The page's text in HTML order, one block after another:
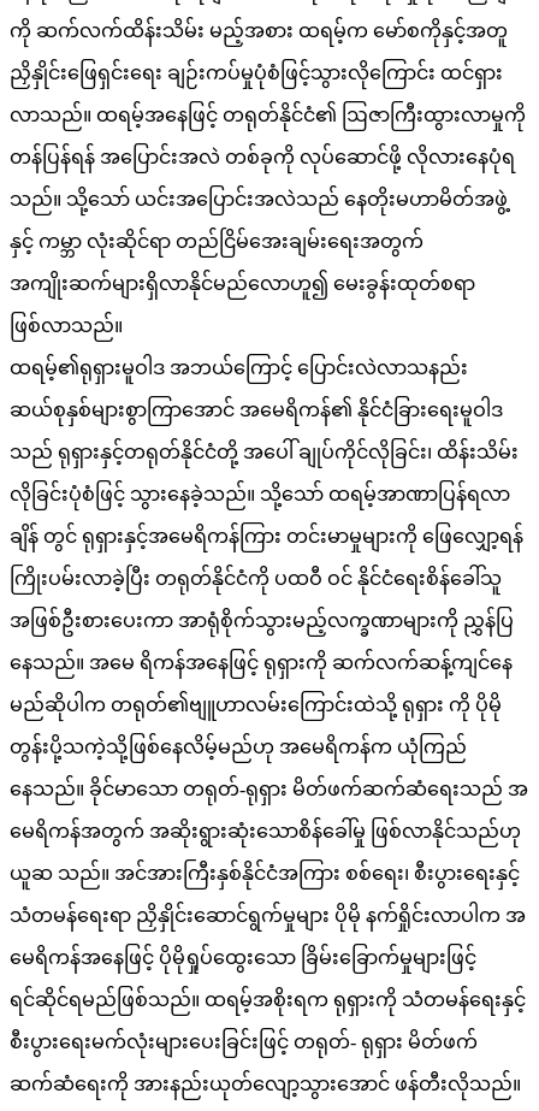
ကို ဆက်လက်ထိန်းသိမ်း မည့်အစား ထရမ့်က မော်စကိုနှင့်အတူ
ညှိနှိုင်းဖြေရှင်းရေး ချဉ်းကပ်မှုပုံစံဖြင့်သွားလိုကြောင်း ထင်ရှား
လာသည်။ ထရမ့်အနေဖြင့် တရုတ်နိုင်ငံ၏ ဩဇာကြီးထွားလာမှုကို
တန်ပြန်ရန် အပြောင်းအလဲ တစ်ခုကို လုပ်ဆောင်ဖို့ လိုလားနေပုံရ
သည်။ သို့သော် ယင်းအပြောင်းအလဲသည် နေတိုးမဟာမိတ်အဖွဲ့
နှင့် ကမ္ဘာ လုံးဆိုင်ရာ တည်ငြိမ်အေးချမ်းရေးအတွက်
အကျိုးဆက်များရှိလာနိုင်မည်လောဟူ၍ မေးခွန်းထုတ်စရာ
ဖြစ်လာသည်။
ထရမ့်၏ရုရှားမူဝါဒ အဘယ်ကြောင့် ပြောင်းလဲလာသနည်း
ဆယ်စုနှစ်များစွာကြာအောင် အမေရိကန်၏ နိုင်ငံခြားရေးမူဝါဒ
သည် ရုရှားနှင့်တရုတ်နိုင်ငံတို့ အပေါ် ချုပ်ကိုင်လိုခြင်း၊ ထိန်းသိမ်း
လိုခြင်းပုံစံဖြင့် သွားနေခဲ့သည်။ သို့သော် ထရမ့်အာဏာပြန်ရလာ
ချိန် တွင် ရုရှားနှင့်အမေရိကန်ကြား တင်းမာမှုများကို ဖြေလျှော့ရန်
ကြိုးပမ်းလာခဲ့ပြီး တရုတ်နိုင်ငံကို ပထဝီ ဝင် နိုင်ငံရေးစိန်ခေါ်သူ
အဖြစ်ဦးစားပေးကာ အာရုံစိုက်သွားမည့်လက္ခဏာများကို ညွှန်ပြ
နေသည်။ အမေ ရိကန်အနေဖြင့် ရုရှားကို ဆက်လက်ဆန့်ကျင်နေ
မည်ဆိုပါက တရုတ်၏ဗျူဟာလမ်းကြောင်းထဲသို့ ရုရှား ကို ပိုမို
တွန်းပို့သကဲ့သို့ဖြစ်နေလိမ့်မည်ဟု အမေရိကန်က ယုံကြည်
နေသည်။ ခိုင်မာသော တရုတ်-ရုရှား မိတ်ဖက်ဆက်ဆံရေးသည် အ
မေရိကန်အတွက် အဆိုးရွားဆုံးသောစိန်ခေါ်မှု ဖြစ်လာနိုင်သည်ဟု
ယူဆ သည်။ အင်အားကြီးနှစ်နိုင်ငံအကြား စစ်ရေး၊ စီးပွားရေးနှင့်
သံတမန်ရေးရာ ညှိနှိုင်းဆောင်ရွက်မှုများ ပိုမို နက်ရှိုင်းလာပါက အ
မေရိကန်အနေဖြင့် ပိုမိုရှုပ်ထွေးသော ခြိမ်းခြောက်မှုများဖြင့်
ရင်ဆိုင်ရမည်ဖြစ်သည်။ ထရမ့်အစိုးရက ရုရှားကို သံတမန်ရေးနှင့်
စီးပွားရေးမက်လုံးများပေးခြင်းဖြင့် တရုတ်- ရုရှား မိတ်ဖက်
ဆက်ဆံရေးကို အားနည်းယုတ်လျော့သွားအောင် ဖန်တီးလိုသည်။